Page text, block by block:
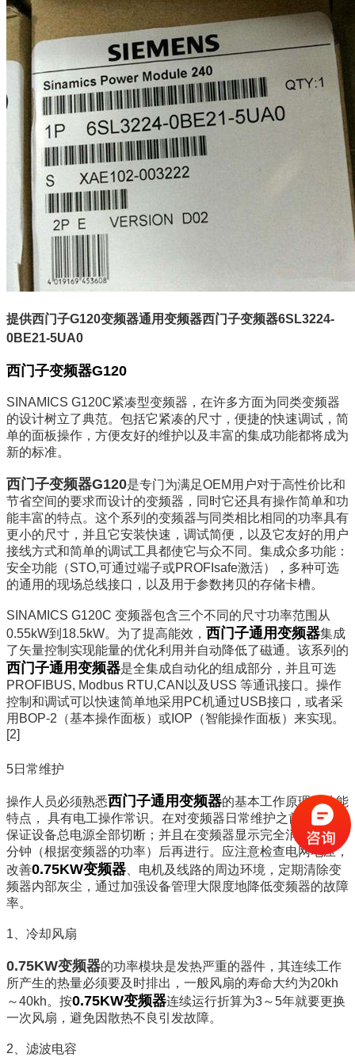
提供西门子G120变频器通用变频器西门子变频器6SL3224-
0BE21-5UA0
西门子变频器G120
SINAMICS G120C紧凑型变频器，在许多方面为同类变频器
的设计树立了典范。包括它紧凑的尺寸，便捷的快速调试，简
单的面板操作，方便友好的维护以及丰富的集成功能都将成为
新的标准。
西门子变频器G120是专门为满足OEM用户对于高性价比和
节省空间的要求而设计的变频器，同时它还具有操作简单和功
能丰富的特点。这个系列的变频器与同类相比相同的功率具有
更小的尺寸，并且它安装快速，调试简便，以及它友好的用户
接线方式和简单的调试工具都使它与众不同。集成众多功能：
安全功能（STO,可通过端子或PROFIsafe激活），多种可选
的通用的现场总线接口，以及用于参数拷贝的存储卡槽。
SINAMICS G120C 变频器包含三个不同的尺寸功率范围从
0.55kW到18.5kW。为了提高能效， 西门子通用变频器集成
了矢量控制实现能量的优化利用并自动降低了磁通。该系列的
西门子通用变频器是全集成自动化的组成部分，并且可选
PROFIBUS, Modbus RTU,CAN以及USS 等通讯接口。操作
控制和调试可以快速简单地采用PC机通过USB接口，或者采
用BOP-2（基本操作面板）或IOP（智能操作面板）来实现。
[2]
5日常维护
操作人员必须熟悉西门子通用变频器的基本工作原理、功能
特点， 具有电工操作常识。在对变频器日常维护之前，必须
保证设备总电源全部切断；并且在变频器显示完全消失的3-30
分钟（根据变频器的功率）后再进行。应注意检查电网电压，
改善0.75KW变频器 、电机及线路的周边环境，定期清除变
频器内部灰尘，通过加强设备管理大限度地降低变频器的故障
率。
1、冷却风扇
0.75KW变频器的功率模块是发热严重的器件，其连续工作
所产生的热量必须要及时排出，一般风扇的寿命大约为20kh
～40kh。按0.75KW变频器连续运行折算为3～5年就要更换
一次风扇，避免因散热不良引发故障。
2、滤波电容